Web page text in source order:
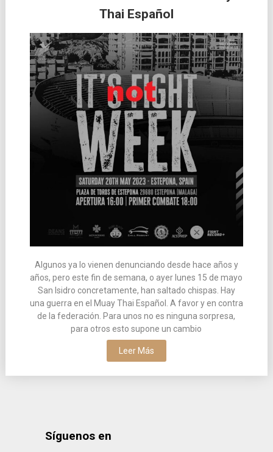
Thai Español
Algunos ya lo vienen denunciando desde hace años y
años, pero este fin de semana, o ayer lunes 15 de mayo
San Isidro concretamente, han saltado chispas. Hay
una guerra en el Muay Thai Español. A favor y en contra
de la federación. Para unos no es ninguna sorpresa,
para otros esto supone un cambio
Leer Más
entradas
Síguenos en